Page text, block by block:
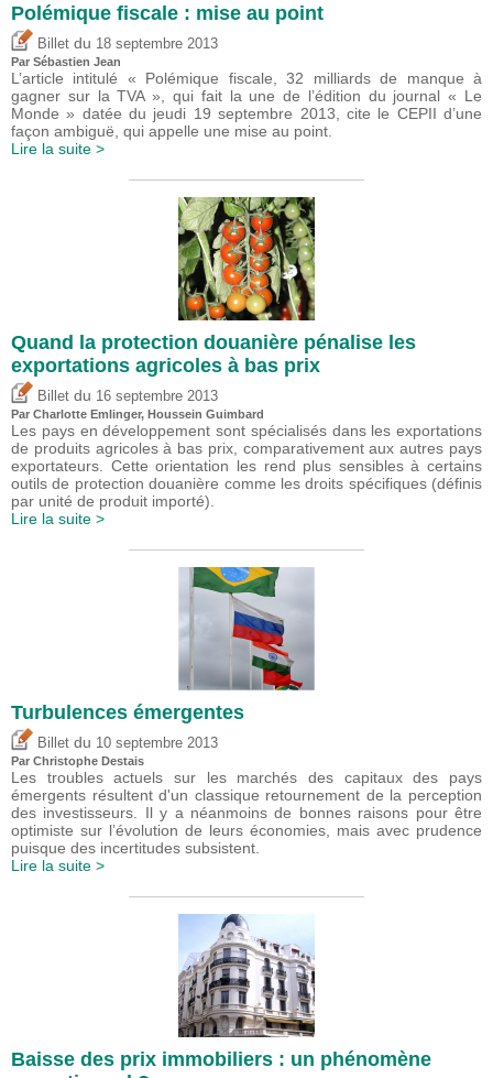
Polémique fiscale : mise au point
Billet du 18 septembre 2013
Par Sébastien Jean
L’article intitulé « Polémique fiscale, 32 milliards de manque à
gagner sur la TVA », qui fait la une de l’édition du journal « Le
Monde » datée du jeudi 19 septembre 2013, cite le CEPII d’une
façon ambiguë, qui appelle une mise au point.
Lire la suite >
Quand la protection douanière pénalise les
exportations agricoles à bas prix
Billet du 16 septembre 2013
Par Charlotte Emlinger, Houssein Guimbard
Les pays en développement sont spécialisés dans les exportations
de produits agricoles à bas prix, comparativement aux autres pays
exportateurs. Cette orientation les rend plus sensibles à certains
outils de protection douanière comme les droits spécifiques (définis
par unité de produit importé).
Lire la suite >
Turbulences émergentes
Billet du 10 septembre 2013
Par Christophe Destais
Les troubles actuels sur les marchés des capitaux des pays
émergents résultent d'un classique retournement de la perception
des investisseurs. Il y a néanmoins de bonnes raisons pour être
optimiste sur l’évolution de leurs économies, mais avec prudence
puisque des incertitudes subsistent.
Lire la suite >
Baisse des prix immobiliers : un phénomène